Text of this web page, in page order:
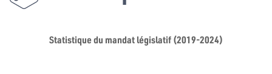
Statistique du mandat législatif (2019-2024)